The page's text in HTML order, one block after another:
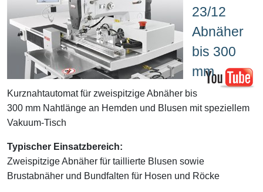
23/12
Abnäher
bis 300
mm
Kurznahtautomat für zweispitzige Abnäher bis
300 mm Nahtlänge an Hemden und Blusen mit speziellem
Vakuum-Tisch
Typischer Einsatzbereich:
Zweispitzige Abnäher für taillierte Blusen sowie
Brustabnäher und Bundfalten für Hosen und Röcke